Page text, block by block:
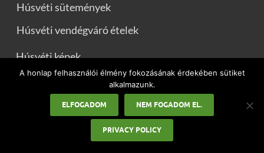
Húsvéti sütemények
Húsvéti vendégváró ételek
Húsvéti képek
Húsvéti köszöntők
Locsolóversek
A honlap felhasználói élmény fokozásának érdekében sütiket
alkalmazunk.
ELFOGADOM NEM FOGADOM EL.
PRIVACY POLICY